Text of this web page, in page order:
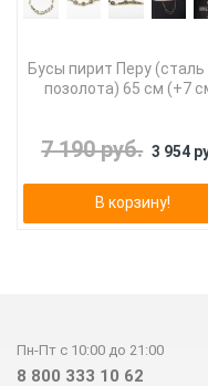
Бусы пирит Перу (сталь
позолота) 65 см (+7
7 190 руб. 3 954
В корзину!
Пн-Пт с 10:00 до 21:00
8 800 333 10 62